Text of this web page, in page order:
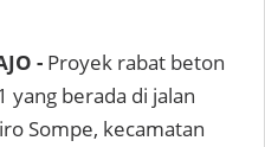
- Proyek rabat beton
yang berada di jalan
Sompe, kecamatan